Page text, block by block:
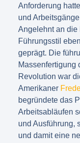
Anforderung
und
Angelehnt an die
Führungsstil
geprägt. Die
Massenfertigung
Revolution war
Amerikaner
begründete das
Arbeitsabläufen
und Ausführung,
und damit eine